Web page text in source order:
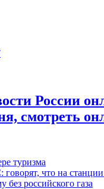
смотреть
туризма
что на
российского газа